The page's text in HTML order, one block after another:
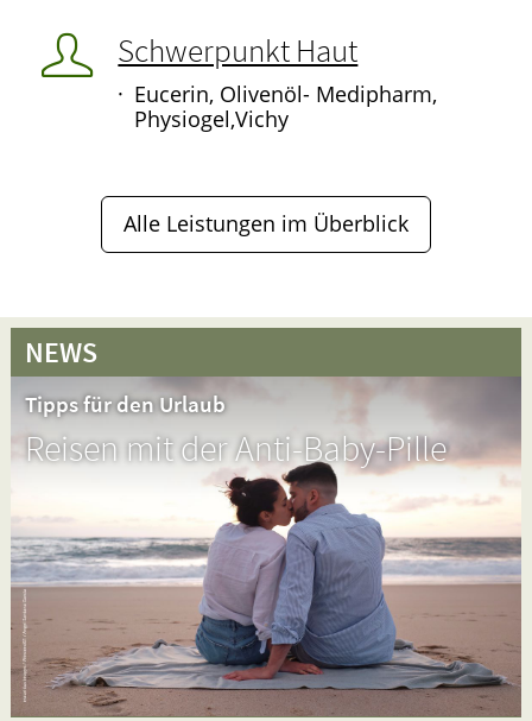
Schwerpunkt Haut
Eucerin, Olivenöl- Medipharm,
Physiogel,Vichy
Alle Leistungen im Überblick
NEWS
Tipps für den Urlaub
Reisen mit der Anti-Baby-Pille